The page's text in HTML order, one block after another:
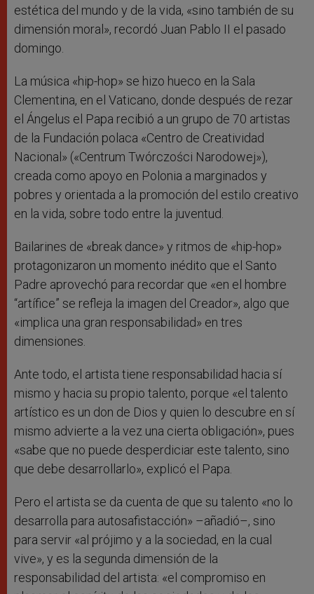
estética del mundo y de la vida, «sino también de su
dimensión moral», recordó Juan Pablo II el pasado
domingo.
La música «hip-hop» se hizo hueco en la Sala
Clementina, en el Vaticano, donde después de rezar
el Ángelus el Papa recibió a un grupo de 70 artistas
de la Fundación polaca «Centro de Creatividad
Nacional» («Centrum Twórczości Narodowej»),
creada como apoyo en Polonia a marginados y
pobres y orientada a la promoción del estilo creativo
en la vida, sobre todo entre la juventud.
Bailarines de «break dance» y ritmos de «hip-hop»
protagonizaron un momento inédito que el Santo
Padre aprovechó para recordar que «en el hombre
“artífice” se refleja la imagen del Creador», algo que
«implica una gran responsabilidad» en tres
dimensiones.
Ante todo, el artista tiene responsabilidad hacia sí
mismo y hacia su propio talento, porque «el talento
artístico es un don de Dios y quien lo descubre en sí
mismo advierte a la vez una cierta obligación», pues
«sabe que no puede desperdiciar este talento, sino
que debe desarrollarlo», explicó el Papa.
Pero el artista se da cuenta de que su talento «no lo
desarrolla para autosafistacción» –añadió–, sino
para servir «al prójimo y a la sociedad, en la cual
vive», y es la segunda dimensión de la
responsabilidad del artista: «el compromiso en